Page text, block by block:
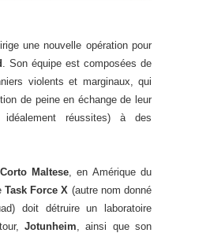
une nouvelle opération pour
. Son équipe est composées de
violents et marginaux, qui
de peine en échange de leur
idéalement réussites) à des
Maltese , en Amérique du
Task Force X (autre nom donné
doit détruire un laboratoire
Jotunheim , ainsi que son